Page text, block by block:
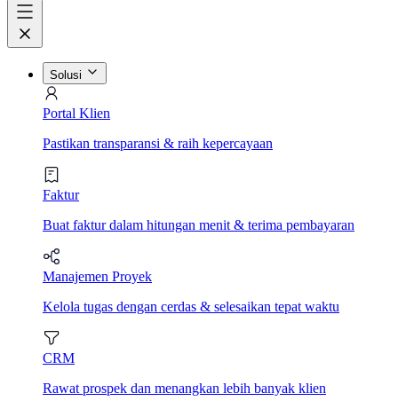
Solusi
Portal Klien
Pastikan transparansi & raih kepercayaan
Faktur
Buat faktur dalam hitungan menit & terima pembayaran
Manajemen Proyek
Kelola tugas dengan cerdas & selesaikan tepat waktu
CRM
Rawat prospek dan menangkan lebih banyak klien